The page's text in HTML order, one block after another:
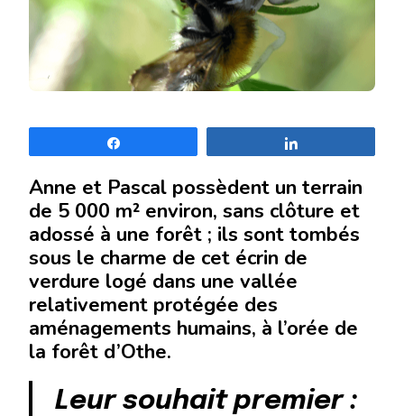
JARDIN
D’ANNE
PASCAL
Anne et Pascal possèdent un terrain
de 5 000 m² environ, sans clôture et
adossé à une forêt ; ils sont tombés
sous le charme de cet écrin de
verdure logé dans une vallée
relativement protégée des
aménagements humains, à l’orée de
la forêt d’Othe.
Leur souhait premier :